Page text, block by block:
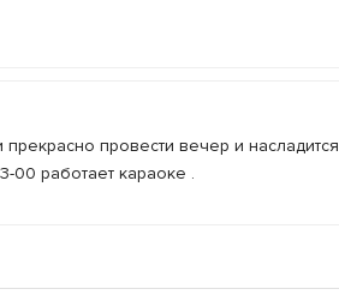
провести вечер и насладится
00 работает караоке .